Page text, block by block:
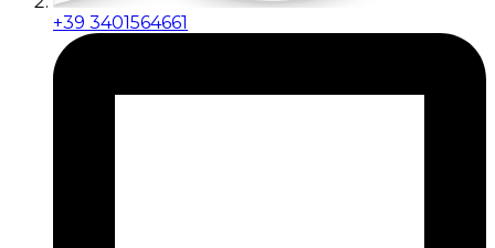
+39 3401564661